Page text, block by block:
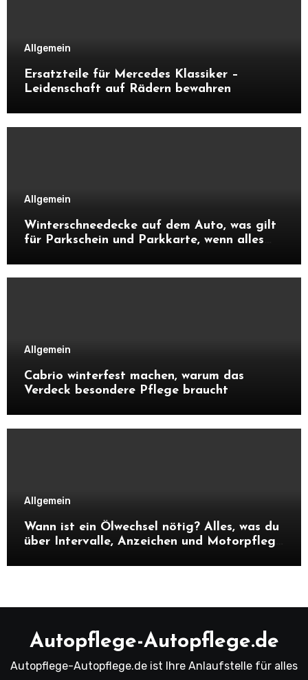
Allgemein
Ersatzteile für Mercedes Klassiker –
Leidenschaft auf Rädern bewahren
Allgemein
Winterschneedecke auf dem Auto, was gilt
für Parkschein und Parkkarte, wenn alles
Allgemein
Cabrio winterfest machen, warum das
Verdeck besondere Pflege braucht
Allgemein
Wann ist ein Ölwechsel nötig? Alles, was du
über Intervalle, Anzeichen und Motorpflege
Autopflege-Autopflege.de
Autopflege-Autopflege.de ist Ihre Anlaufstelle für alles